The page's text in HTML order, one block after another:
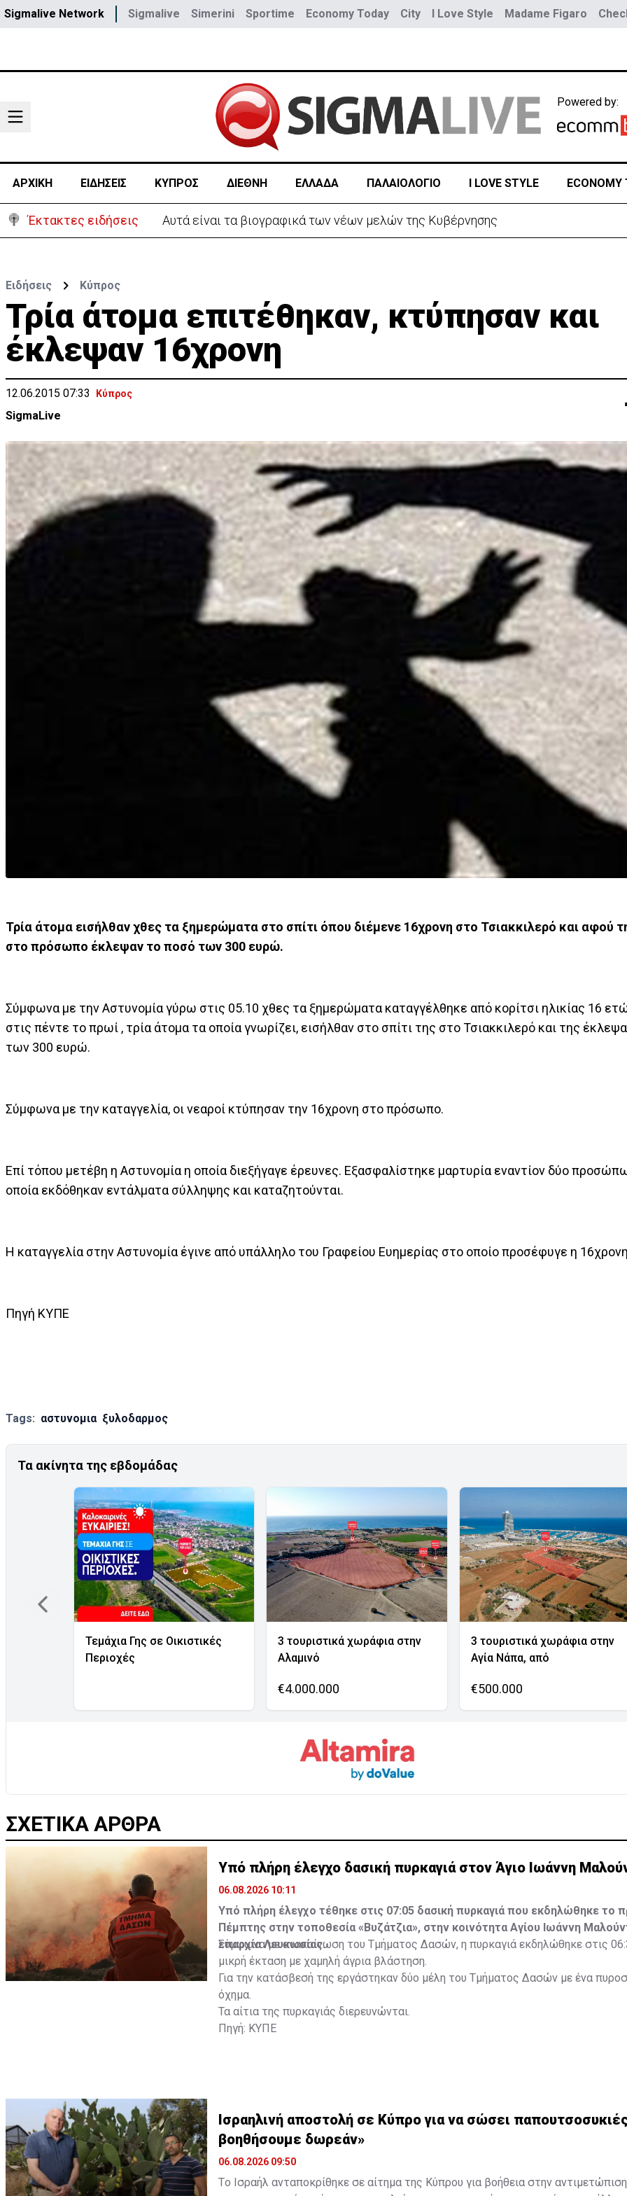
Sigmalive Network Sigmalive Simerini Sportime Economy Today City I Love Style Madame Figaro
Powered by:
ΑΡΧΙΚΗ ΕΙΔΗΣΕΙΣ ΚΥΠΡΟΣ ΔΙΕΘΝΗ ΕΛΛΑΔΑ ΠΑΛΑΙΟΛΟΓΙΟ I LOVE STYLE ECONOMY
Έκτακτες ειδήσεις Χειροπέδες σε 37χρονο-Παρίστανε τον εισαγωγέα αυτοκινήτων και άρπαξε
Ειδήσεις Κύπρος
Τρία άτομα επιτέθηκαν, κτύπησαν και
έκλεψαν 16χρονη
12.06.2015 07:33 Κύπρος
SigmaLive
Τρία άτομα εισήλθαν χθες τα ξημερώματα στο σπίτι όπου διέμενε 16χρονη στο Τσιακκιλερό και αφού
στο πρόσωπο έκλεψαν το ποσό των 300 ευρώ.
Σύμφωνα με την Αστυνομία γύρω στις 05.10 χθες τα ξημερώματα καταγγέλθηκε από κορίτσι ηλικίας 16
στις πέντε το πρωί , τρία άτομα τα οποία γνωρίζει, εισήλθαν στο σπίτι της στο Τσιακκιλερό και της
των 300 ευρώ.
Σύμφωνα με την καταγγελία, οι νεαροί κτύπησαν την 16χρονη στο πρόσωπο.
Επί τόπου μετέβη η Αστυνομία η οποία διεξήγαγε έρευνες. Εξασφαλίστηκε μαρτυρία εναντίον δύο
οποία εκδόθηκαν εντάλματα σύλληψης και καταζητούνται.
Η καταγγελία στην Αστυνομία έγινε από υπάλληλο του Γραφείου Ευημερίας στο οποίο προσέφυγε η
Πηγή ΚΥΠE
Tags: αστυνομια ξυλοδαρμος
Τα ακίνητα της εβδομάδας
Τεμάχια Γης σε Οικιστικές
Περιοχές
3 τουριστικά χωράφια στην
Αλαμινό
€4.000.000
3 τουριστικά χωράφια στην
Αγία Νάπα, από
€500.000
ΣΧΕΤΙΚΑ ΑΡΘΡΑ
Υπό πλήρη έλεγχο δασική πυρκαγιά στον Άγιο Ιωάννη
06.08.2026 10:11
Υπό πλήρη έλεγχο τέθηκε στις 07:05 δασική πυρκαγιά που εκδηλώθηκε το
Πέμπτης στην τοποθεσία «Βυζάτζια», στην κοινότητα Αγίου Ιωάννη
επαρχία Λευκωσίας.
Σύμφωνα με ανακοίνωση του Τμήματος Δασών, η πυρκαγιά εκδηλώθηκε στις
μικρή έκταση με χαμηλή άγρια βλάστηση.
Για την κατάσβεσή της εργάστηκαν δύο μέλη του Τμήματος Δασών με ένα
όχημα.
Τα αίτια της πυρκαγιάς διερευνώνται.
Πηγή: ΚΥΠΕ
Ισραηλινή αποστολή σε Κύπρο για να σώσει
βοηθήσουμε δωρεάν»
06.08.2026 09:50
Tο Ισραήλ ανταποκρίθηκε σε αίτημα της Κύπρου για βοήθεια στην